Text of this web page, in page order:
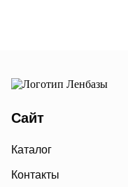
Сайт
Каталог
Контакты